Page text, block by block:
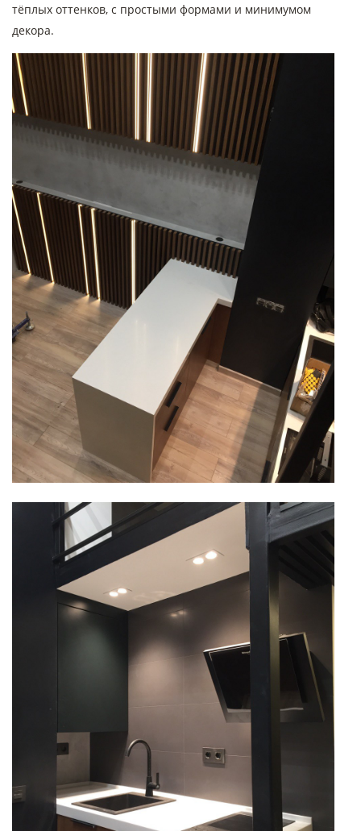
тёплых оттенков, с простыми формами и минимумом
декора.